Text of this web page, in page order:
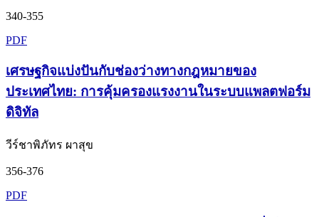
340-355
PDF
เศรษฐกิจแบ่งปันกับช่องว่างทางกฎหมายของ
ประเทศไทย: การคุ้มครองแรงงานในระบบแพลตฟอร์ม
ดิจิทัล
วีร์ชาพิภัทร ผาสุข
356-376
PDF